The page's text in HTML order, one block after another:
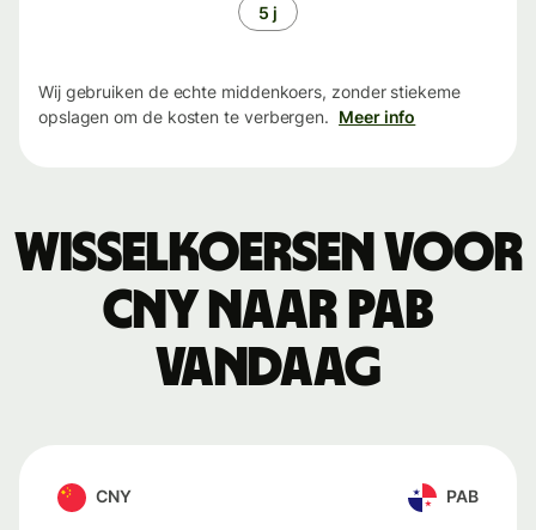
5 j
Wij gebruiken de echte middenkoers, zonder stiekeme
opslagen om de kosten te verbergen. Meer info
Wisselkoersen voor
CNY naar PAB
vandaag
CNY PAB